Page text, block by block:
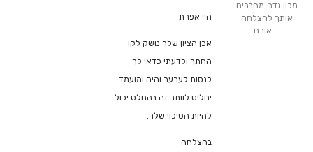
מכון נדב-מחברים
אותך להצלחה
אורח
היי אפרת
אכן הציון שלך נושק לקו
החתך ולדעתי כדאי לך
לנסות לערער והיה ומועמד
יחליט לוותר זה בהחלט יכול
להיות הסיכוי שלך.
בהצלחה